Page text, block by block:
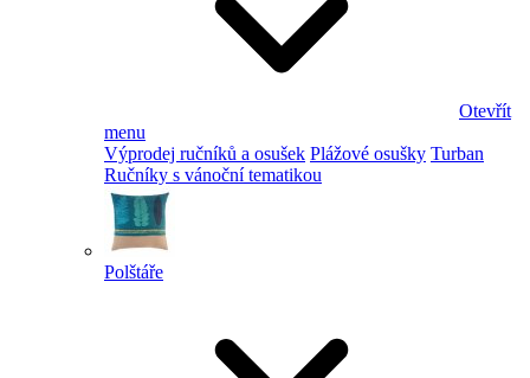
Otevřít
menu
Výprodej ručníků a osušek Plážové osušky Turban
Ručníky s vánoční tematikou
Polštáře